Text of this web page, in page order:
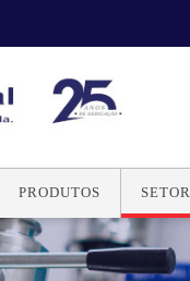
PRODUTOS